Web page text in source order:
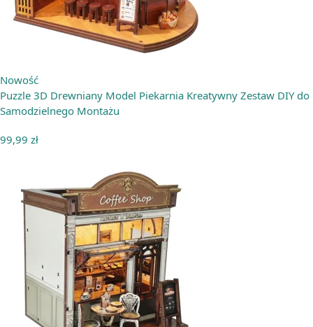
Nowość
Puzzle 3D Drewniany Model Piekarnia Kreatywny Zestaw DIY do
Samodzielnego Montażu
99,99 zł